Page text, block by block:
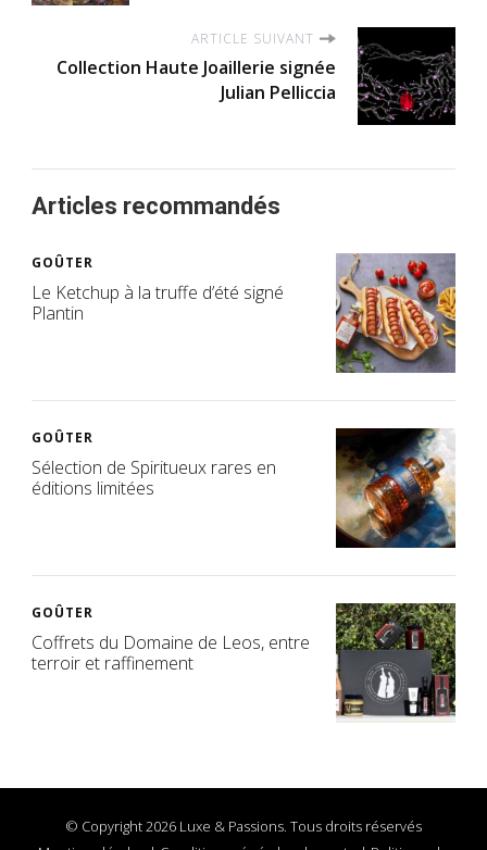
ARTICLE SUIVANT
Collection Haute Joaillerie signée
Julian Pelliccia
Articles recommandés
GOÛTER
Le Ketchup à la truffe d’été signé
Plantin
GOÛTER
Sélection de Spiritueux rares en
éditions limitées
GOÛTER
Coffrets du Domaine de Leos, entre
terroir et raffinement
© Copyright 2026 Luxe & Passions. Tous droits réservés